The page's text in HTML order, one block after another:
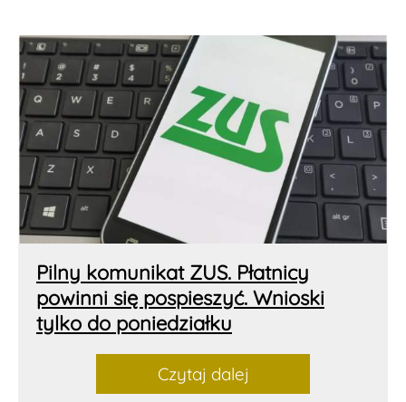
Pilny komunikat ZUS. Płatnicy
powinni się pospieszyć. Wnioski
tylko do poniedziałku
Czytaj dalej